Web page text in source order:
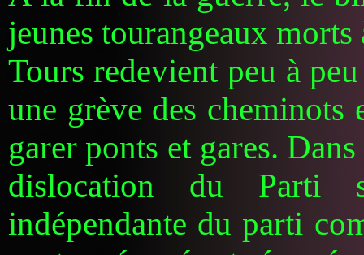
jeunes tourangeaux
Tours redevient peu à
une grève des
garer ponts et gares.
dislocation du Parti
indépendante du parti